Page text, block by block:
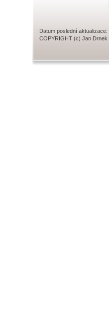
Datum poslední
COPYRIGHT (c) Jan